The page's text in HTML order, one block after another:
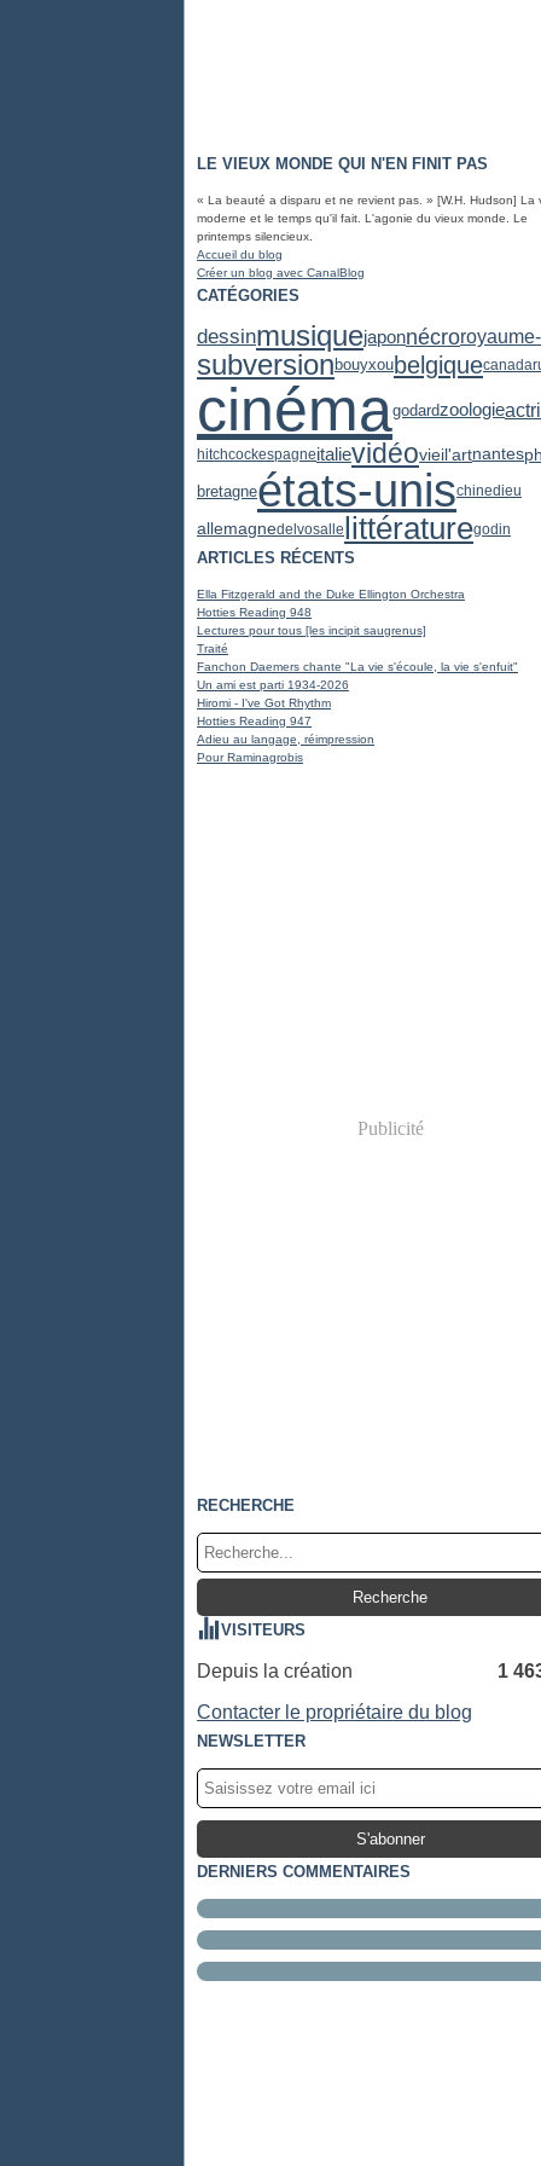
LE VIEUX MONDE QUI N'EN FINIT PAS
« La beauté a disparu et ne revient pas. » [W.H. Hudson] La
moderne et le temps qu'il fait. L'agonie du vieux monde. Le
printemps silencieux.
Accueil du blog
Créer un blog avec CanalBlog
CATÉGORIES
dessinmusiquejaponnécro
subversion bouyxou belgiquecanada
cinémagodardzoologie
hitchcockespagneitalievidéovieil'artnantes
bretagneétats-unischinedieu
allemagnedelvosalle littératuregodin
ARTICLES RÉCENTS
Ella Fitzgerald and the Duke Ellington Orchestra
Hotties Reading 948
Lectures pour tous [les incipit saugrenus]
Traité
Fanchon Daemers chante "La vie s'écoule, la vie s'enfuit"
Un ami est parti 1934-2026
Hiromi - I've Got Rhythm
Hotties Reading 947
Adieu au langage, réimpression
Pour Raminagrobis
Publicité
RECHERCHE
VISITEURS
Depuis la création
1
Contacter le propriétaire du blog
NEWSLETTER
DERNIERS COMMENTAIRES